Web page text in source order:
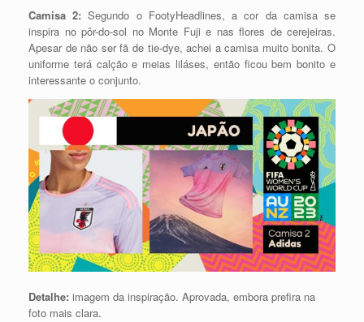
Camisa 2:Segundo o FootyHeadlines, a cor da camisa se
inspira no pôr-do-sol no Monte Fuji e nas flores de cerejeiras.
Apesar de não ser fã de tie-dye, achei a camisa muito bonita. O
uniforme terá calção e meias liláses, então ficou bem bonito e
interessante o conjunto.
Detalhe: imagem da inspiração. Aprovada, embora prefira na
foto mais clara.